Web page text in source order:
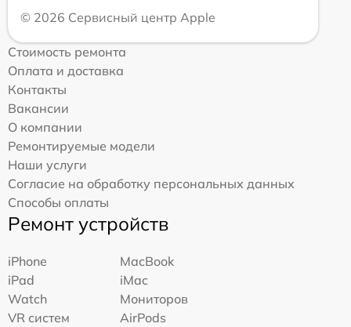
© 2026 Сервисный центр Apple
Стоимость ремонта
Оплата и доставка
Контакты
Вакансии
О компании
Ремонтируемые модели
Наши услуги
Согласие на обработку персональных данных
Способы оплаты
Ремонт устройств
iPhone
MacBook
iPad
iMac
Watch
Мониторов
VR систем
AirPods